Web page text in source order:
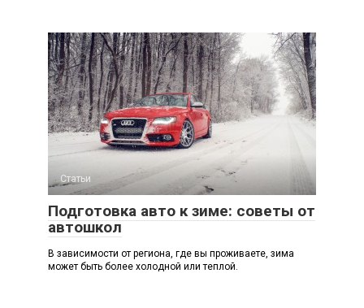
Статьи
Подготовка авто к зиме: советы от
автошкол
В зависимости от региона, где вы проживаете, зима
может быть более холодной или теплой.